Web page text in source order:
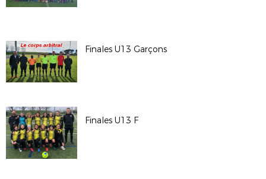
Finales U13 Garçons
Finales U13 F